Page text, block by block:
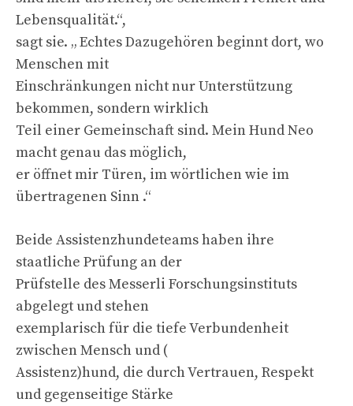
Lebensqualität.“,
sagt sie. „ Echtes Dazugehören beginnt dort, wo
Menschen mit
Einschränkungen nicht nur Unterstützung
bekommen, sondern wirklich
Teil einer Gemeinschaft sind. Mein Hund Neo
macht genau das möglich,
er öffnet mir Türen, im wörtlichen wie im
übertragenen Sinn .“
Beide Assistenzhundeteams haben ihre
staatliche Prüfung an der
Prüfstelle des Messerli Forschungsinstituts
abgelegt und stehen
exemplarisch für die tiefe Verbundenheit
zwischen Mensch und (
Assistenz)hund, die durch Vertrauen, Respekt
und gegenseitige Stärke